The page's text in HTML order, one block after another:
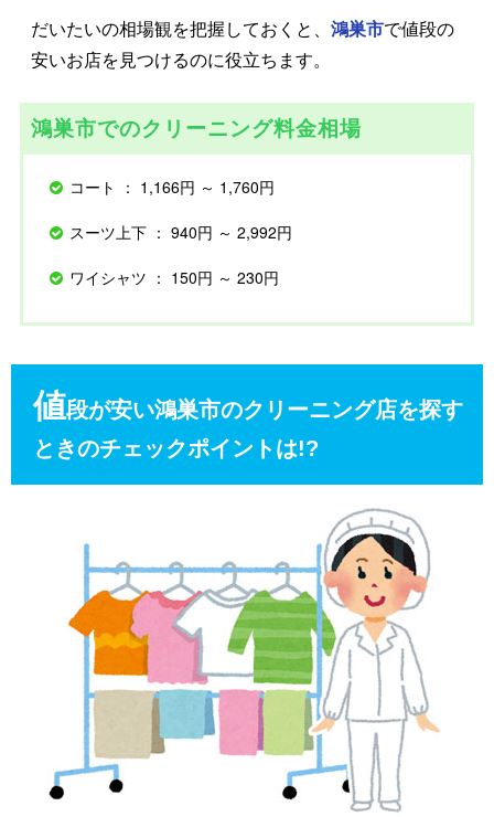
だいたいの相場観を把握しておくと、 鴻巣市で値段の
安いお店を見つけるのに役立ちます。
鴻巣市でのクリーニング料金相場
コート ： 1,166円 ～ 1,760円
スーツ上下 ： 940円 ～ 2,992円
ワイシャツ ： 150円 ～ 230円
値段が安い鴻巣市のクリーニング店を探す
ときのチェックポイントは!?